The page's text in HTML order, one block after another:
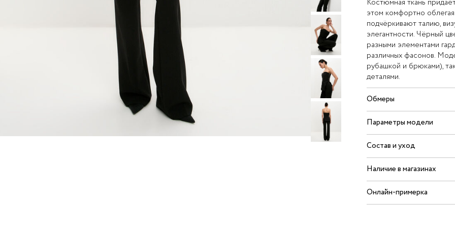
Костюмная ткань
этом комфортно
подчёркивают талию,
элегантности. Чёрный
разными элементами
различных фасонов.
рубашкой и брюками),
деталями.
Обмеры
Параметры модели
Состав и уход
Наличие в магазинах
Онлайн-примерка